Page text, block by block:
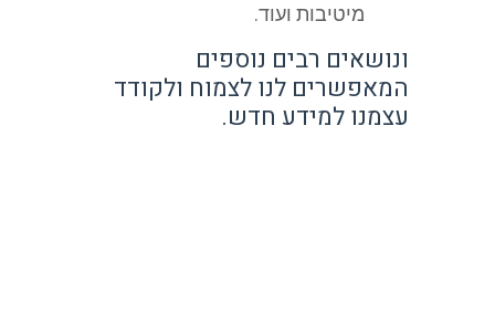
מיטיבות ועוד.
ונושאים רבים נוספים
המאפשרים לנו לצמוח ולקודד
עצמנו למידע חדש.